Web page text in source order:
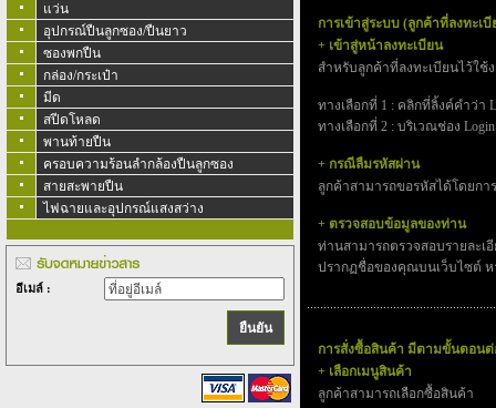
แว่น
อุปกรณ์ปืนลูกซอง/ปืนยาว
ซองพกปืน
กล่อง/กระเป๋า
มีด
สปีดโหลด
พานท้ายปืน
ครอบความร้อนลำกล้องปืนลูกซอง
สายสะพายปืน
ไฟฉายและอุปกรณ์แสงสว่าง
อีเมล์ :
การเข้าสู่ระบบ (ลูกค้าที่ลงทะเ
+ เข้าสู่หน้าลงทะเบียน
สำหรับลูกค้าที่ลงทะเบียนไว้ใช้
ทางเลือกที่ 1 : คลิกที่ลิ้งค์คำว่า
ทางเลือกที่ 2 : บริเวณช่อง
+ กรณีลืมรหัสผ่าน
ลูกค้าสามารถขอรหัสได้โดยกา
+ ตรวจสอบข้อมูลของท่าน
ท่านสามารถตรวจสอบรายละเ
ปรากฏชื่อของคุณบนเว็บไซต์ ห
การสั่งซื้อสินค้า มีตามขั้นตอน
+ เลือกเมนูสินค้า
ลูกค้าสามารถเลือกซื้อสินค้า